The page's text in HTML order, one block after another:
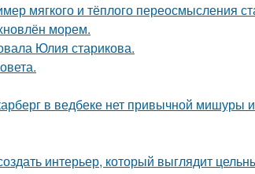
мягкого и тёплого переосмысления
морем.
Юлия старикова.
в ведбеке нет привычной мишуры
интерьер, который выглядит